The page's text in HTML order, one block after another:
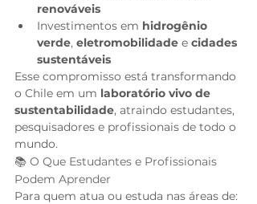
renováveis
Investimentos em hidrogênio
verde, eletromobilidade e cidades
sustentáveis
Esse compromisso está transformando
o Chile em um laboratório vivo de
sustentabilidade, atraindo estudantes,
pesquisadores e profissionais de todo o
mundo.
📚 O Que Estudantes e Profissionais
Podem Aprender
Para quem atua ou estuda nas áreas de: